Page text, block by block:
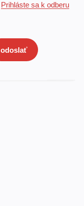
Prihláste sa k odberu
odoslať